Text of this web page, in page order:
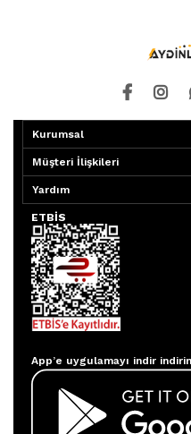
Kurumsal
Müşteri İlişkileri
Yardım
ETBİS
App’e uygulamayı indir